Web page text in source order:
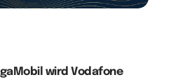
wird Vodafone